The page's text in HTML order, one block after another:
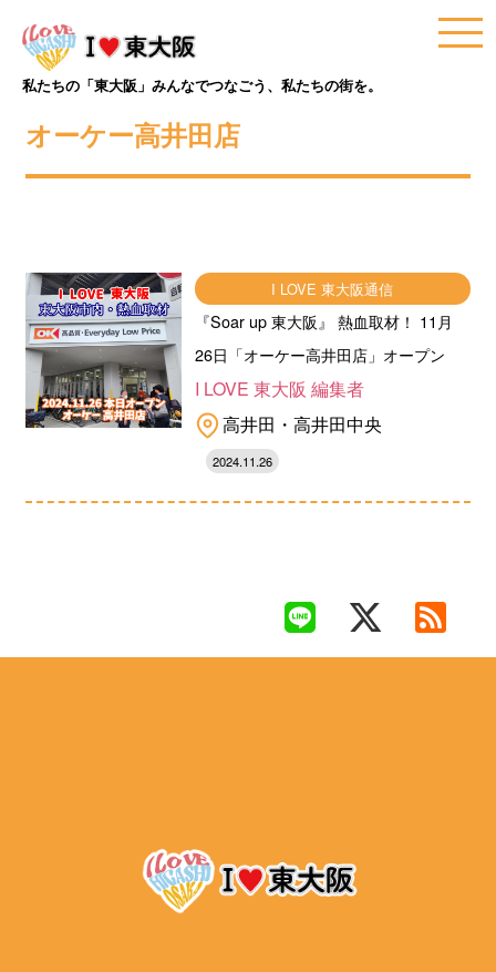
私たちの「東大阪」みんなでつなごう、私たちの街を。
オーケー高井田店
I LOVE 東大阪通信
『Soar up 東大阪』 熱血取材！ 11月
26日「オーケー高井田店」オープン
I LOVE 東大阪 編集者
高井田・高井田中央
2024.11.26